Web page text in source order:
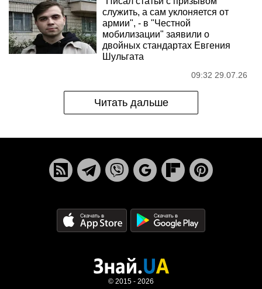
служить, а сам уклоняется от
армии", - в "Честной
мобилизации" заявили о
двойных стандартах Евгения
Шульгата
09:32 29.07.26
Читать дальше
© 2015 - 2026